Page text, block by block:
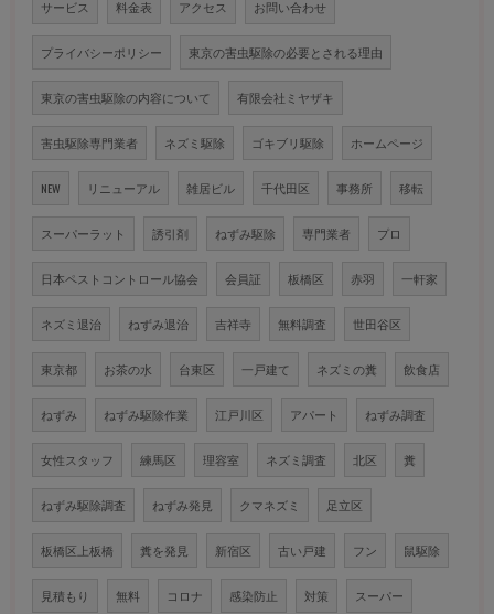
サービス 料金表 アクセス お問い合わせ
プライバシーポリシー 東京の害虫駆除の必要とされる理由
東京の害虫駆除の内容について 有限会社ミヤザキ
害虫駆除専門業者 ネズミ駆除 ゴキブリ駆除 ホームページ
NEW リニューアル 雑居ビル 千代田区 事務所 移転
スーパーラット 誘引剤 ねずみ駆除 専門業者 プロ
日本ペストコントロール協会 会員証 板橋区 赤羽 一軒家
ネズミ退治 ねずみ退治 吉祥寺 無料調査 世田谷区
東京都 お茶の水 台東区 一戸建て ネズミの糞 飲食店
ねずみ ねずみ駆除作業 江戸川区 アパート ねずみ調査
女性スタッフ 練馬区 理容室 ネズミ調査 北区 糞
ねずみ駆除調査 ねずみ発見 クマネズミ 足立区
板橋区上板橋 糞を発見 新宿区 古い戸建 フン 鼠駆除
見積もり 無料 コロナ 感染防止 対策 スーパー